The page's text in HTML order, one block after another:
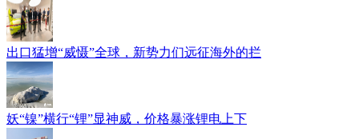
出口猛增“威慑”全球，新势力们远征海外的拦
妖“镍”横行“锂”显神威，价格暴涨锂电上下